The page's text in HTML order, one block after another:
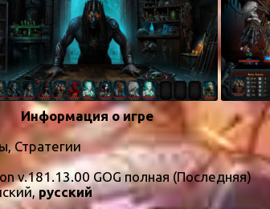
Информация о игре
Стратегии
v.181.13.00 GOG полная (Последняя)
русский